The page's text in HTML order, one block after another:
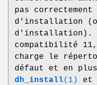
pas
d'installation
d'installation).
compatibilité
charge le
défaut et en
dh_install(1)
et